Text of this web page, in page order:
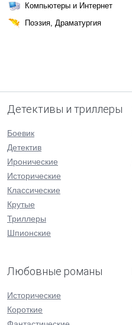
Компьютеры и Интернет
Поэзия, Драматургия
Детективы и триллеры
Боевик
Детектив
Иронические
Исторические
Классические
Крутые
Триллеры
Шпионские
Любовные романы
Исторические
Короткие